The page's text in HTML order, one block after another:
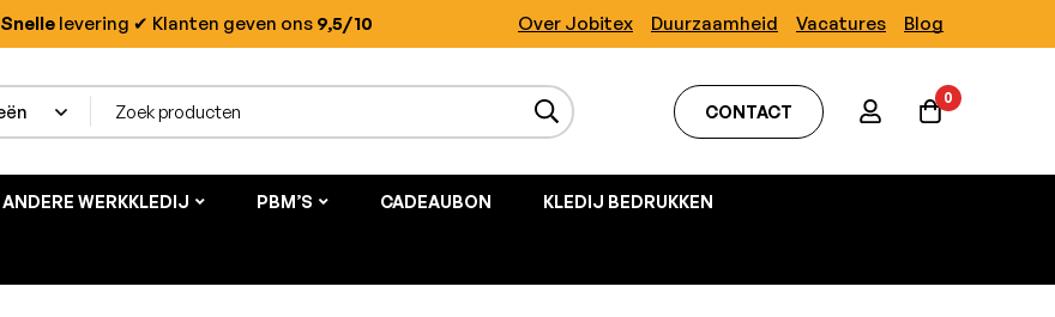
Snelle levering ✔ Klanten geven ons 9,5/10 Over Jobitex Duurzaamheid Vacatures Blog
CONTACT
0
ANDERE WERKKLEDIJ PBM’S CADEAUBON KLEDIJ BEDRUKKEN